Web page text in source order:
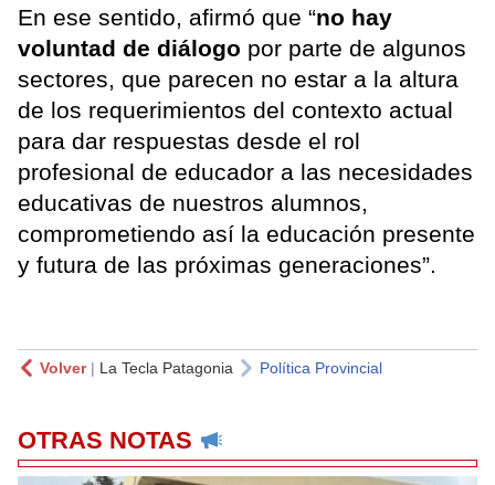
En ese sentido, afirmó que “no hay
voluntad de diálogo por parte de algunos
sectores, que parecen no estar a la altura
de los requerimientos del contexto actual
para dar respuestas desde el rol
profesional de educador a las necesidades
educativas de nuestros alumnos,
comprometiendo así la educación presente
y futura de las próximas generaciones”.
Volver| La Tecla Patagonia Política Provincial
OTRAS NOTAS